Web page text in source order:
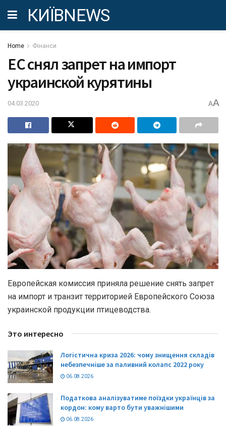
КИЇВNEWS
Home Фінанси
ЕС снял запрет на импорт
украинской курятины
04.03.2020 AA
Европейская комиссия приняла решение снять запрет
на импорт и транзит территорией Европейского Союза
украинской продукции птицеводства.
Это интересно
Логістична криза 2026: чому знищення складів
небезпечніше за паливний колапс 2022 року
06.08.2026
Податкова аналізуватиме поїздки українців за
кордон: кому варто бути уважнішими
06.08.2026